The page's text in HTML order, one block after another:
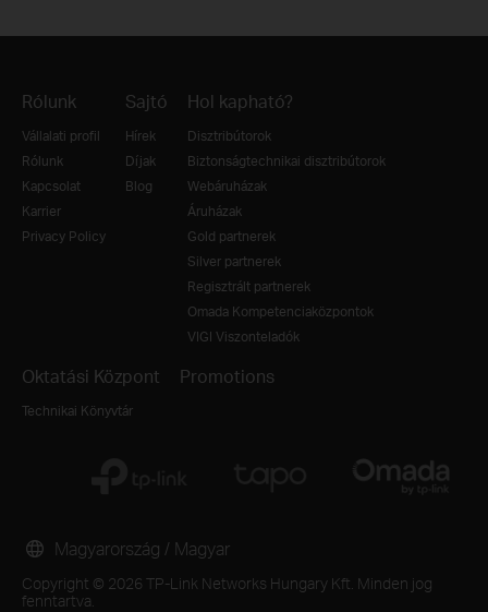
Rólunk
Vállalati profil
Rólunk
Kapcsolat
Karrier
Privacy Policy
Sajtó
Hírek
Díjak
Blog
Hol kapható?
Disztribútorok
Biztonságtechnikai disztribútorok
Webáruházak
Áruházak
Gold partnerek
Silver partnerek
Regisztrált partnerek
Omada Kompetenciaközpontok
VIGI Viszonteladók
Oktatási Központ
Technikai Könyvtár
Promotions
Copyright © 2026 TP-Link Networks Hungary Kft. Minden jog
fenntartva.
Magyarország / Magyar